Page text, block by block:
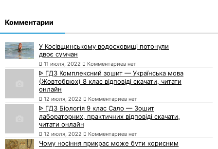
Комментарии
У Косівщинському водосховищі потонули
двоє сумчан
11 июля, 2022 Комментариев нет
ᐈ ГДЗ Комплексний зошит — Українська мова
(Жовтобрюх) 8 клас відповіді скачати, читати
онлайн
12 июля, 2022 Комментариев нет
ᐈ ГДЗ Біологія 9 клас Сало — Зошит
лабораторних, практичних відповіді скачати,
читати онлайн
12 июля, 2022 Комментариев нет
Чому носіння прикрас може бути корисним